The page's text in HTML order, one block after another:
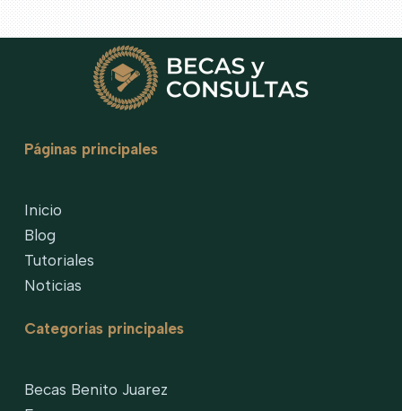
Páginas principales
Inicio
Blog
Tutoriales
Noticias
Categorias principales
Becas Benito Juarez